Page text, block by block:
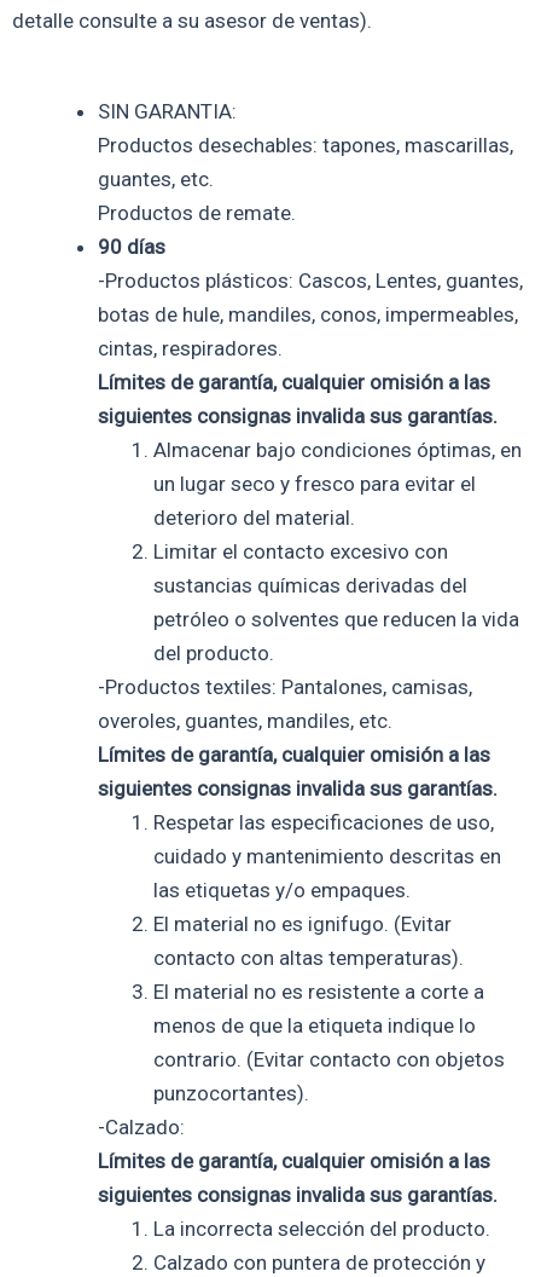
detalle consulte a su asesor de ventas).
SIN GARANTIA:
Productos desechables: tapones, mascarillas,
guantes, etc.
Productos de remate.
90 días
-Productos plásticos: Cascos, Lentes, guantes,
botas de hule, mandiles, conos, impermeables,
cintas, respiradores.
Límites de garantía, cualquier omisión a las
siguientes consignas invalida sus garantías.
Almacenar bajo condiciones óptimas, en
un lugar seco y fresco para evitar el
deterioro del material.
Limitar el contacto excesivo con
sustancias químicas derivadas del
petróleo o solventes que reducen la vida
del producto.
-Productos textiles: Pantalones, camisas,
overoles, guantes, mandiles, etc.
Límites de garantía, cualquier omisión a las
siguientes consignas invalida sus garantías.
Respetar las especificaciones de uso,
cuidado y mantenimiento descritas en
las etiquetas y/o empaques.
El material no es ignifugo. (Evitar
contacto con altas temperaturas).
El material no es resistente a corte a
menos de que la etiqueta indique lo
contrario. (Evitar contacto con objetos
punzocortantes).
-Calzado:
Límites de garantía, cualquier omisión a las
siguientes consignas invalida sus garantías.
La incorrecta selección del producto.
Calzado con puntera de protección y